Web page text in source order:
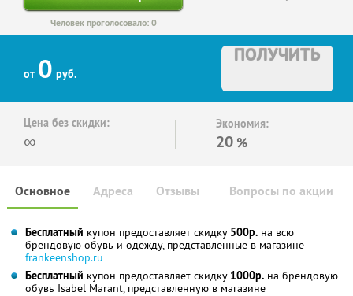
Человек проголосовало: 0
от 0 руб.
ПОЛУЧИТЬ
Цена без скидки:
∞
Экономия:
20 %
Основное Отзывы Вопросы по акции
Адреса
Бесплатный купон предоставляет скидку 500р. на всю
брендовую обувь и одежду, представленные в магазине
frankeenshop.ru
Бесплатный купон предоставляет скидку 1000р. на брендовую
обувь Isabel Marant, представленную в магазине